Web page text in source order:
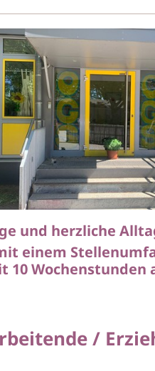
und herzliche
einem
10 Wochenstunden
/